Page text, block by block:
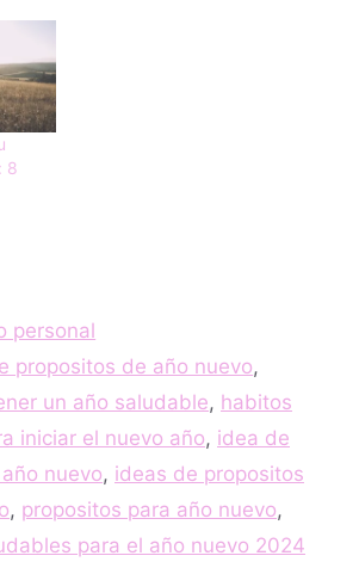
8
personal
propositos de año nuevo,
un año saludable, habitos
iniciar el nuevo año, idea de
nuevo, ideas de propositos
, propositos para año nuevo,
para el año nuevo 2024